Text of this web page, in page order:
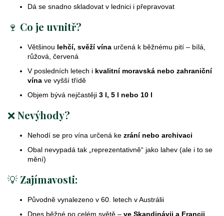
Dá se snadno skladovat v lednici i přepravovat
🍷 Co je uvnitř?
Většinou lehčí, svěží vína určená k běžnému pití – bílá,
růžová, červená
V posledních letech i kvalitní moravská nebo zahraniční
vína ve vyšší třídě
Objem bývá nejčastěji 3 l, 5 l nebo 10 l
❌Nevýhody?
Nehodí se pro vína určená ke zrání nebo archivaci
Obal nevypadá tak „reprezentativně“ jako lahev (ale i to se
mění)
💡 Zajímavosti:
Původně vynalezeno v 60. letech v Austrálii
Dnes běžné po celém světě – ve Skandinávii a Francii